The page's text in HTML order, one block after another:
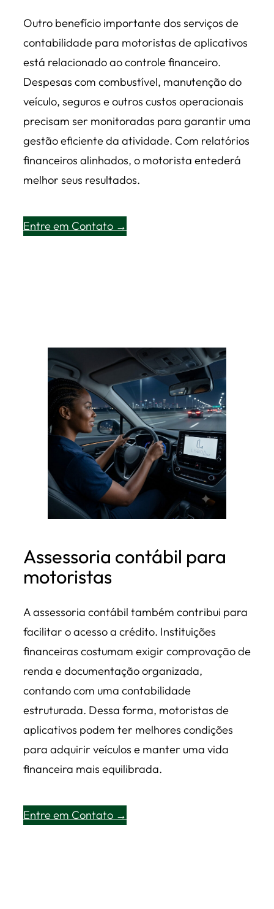
Outro benefício importante dos serviços de
contabilidade para motoristas de aplicativos
está relacionado ao controle financeiro.
Despesas com combustível, manutenção do
veículo, seguros e outros custos operacionais
precisam ser monitoradas para garantir uma
gestão eficiente da atividade. Com relatórios
financeiros alinhados, o motorista entederá
melhor seus resultados.
Entre em Contato →
Assessoria contábil para
motoristas
A assessoria contábil também contribui para
facilitar o acesso a crédito. Instituições
financeiras costumam exigir comprovação de
renda e documentação organizada,
contando com uma contabilidade
estruturada. Dessa forma, motoristas de
aplicativos podem ter melhores condições
para adquirir veículos e manter uma vida
financeira mais equilibrada.
Entre em Contato →